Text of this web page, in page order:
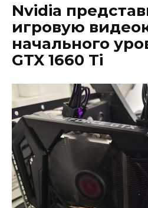
Nvidia
игровую
начального
GTX 1660 Ti